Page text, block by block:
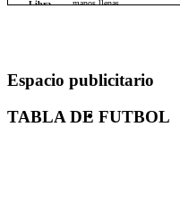
Espacio publicitario
TABLA DE FUTBOL